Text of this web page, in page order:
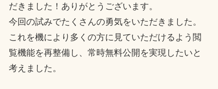
だきました！ありがとうございます。
今回の試みでたくさんの勇気をいただきました。
これを機により多くの方に見ていただけるよう閲
覧機能を再整備し、常時無料公開を実現したいと
考えました。